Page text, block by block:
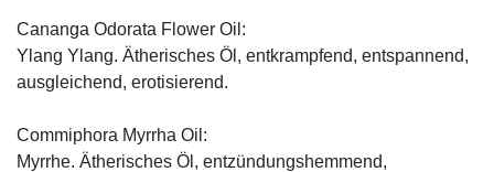
Cananga Odorata Flower Oil:
Ylang Ylang. Ätherisches Öl, entkrampfend, entspannend,
ausgleichend, erotisierend.
Commiphora Myrrha Oil:
Myrrhe. Ätherisches Öl, entzündungshemmend,